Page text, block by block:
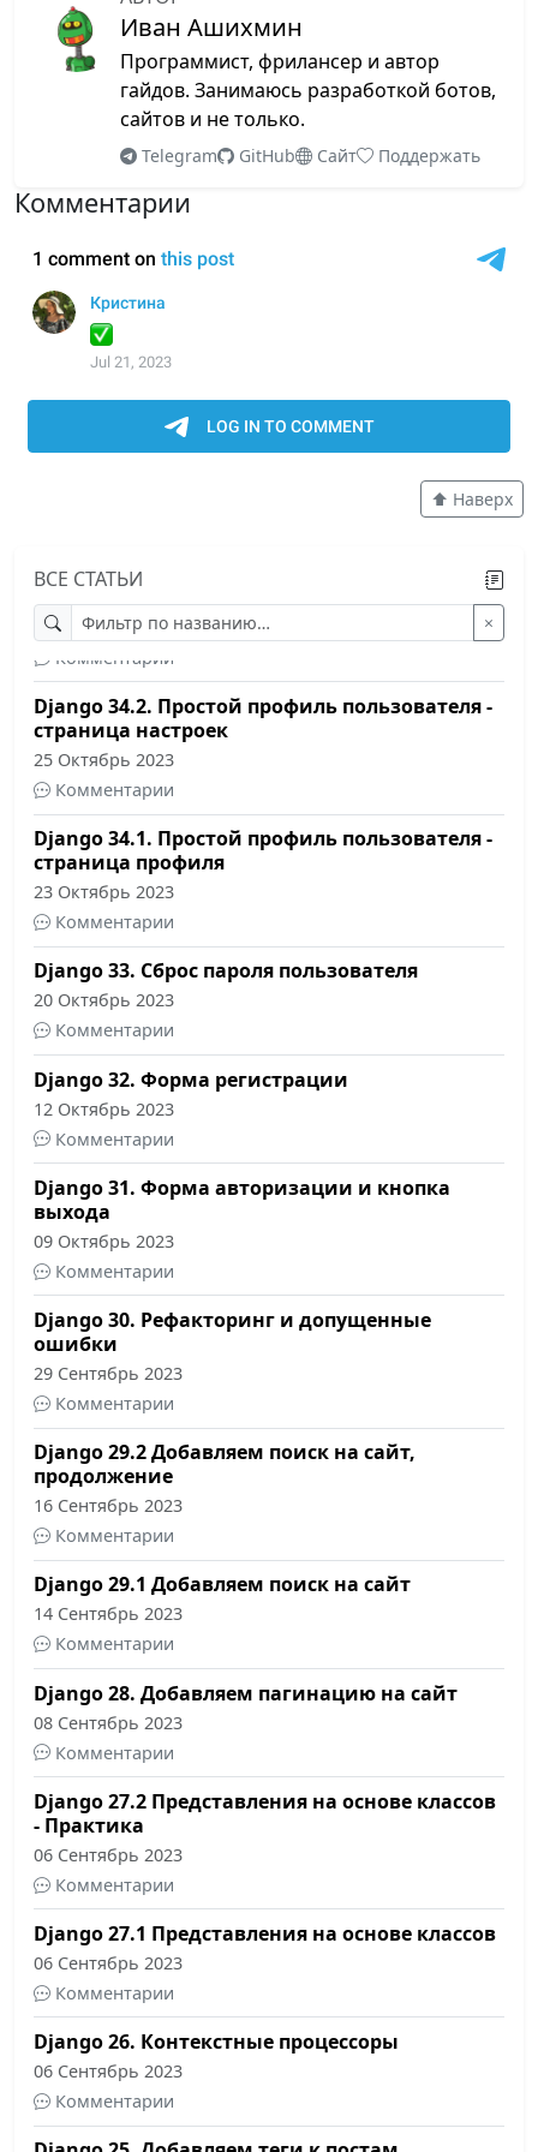
Иван Ашихмин
Программист, фрилансер и автор
гайдов. Занимаюсь разработкой ботов,
сайтов и не только.
Telegram GitHub Сайт Поддержать
Комментарии
⬆️ Наверх
ВСЕ СТАТЬИ
×
19 Декабрь 2023
Комментарии
Django 38.1. Кабинет и все посты автора
14 Декабрь 2023
Комментарии
Django 37. Две формы - добавление
категории и файла
28 Ноябрь 2023
Django 36. Добавление постов пользователем
13 Ноябрь 2023
Django 35.2. Расширенный профиль
Django 35.1. Расширенный профиль
пользователя - модель и сигналы
29 Октябрь 2023
Комментарии
Django 34.2. Простой профиль пользователя -
страница настроек
25 Октябрь 2023
Комментарии
Django 34.1. Простой профиль пользователя -
страница профиля
23 Октябрь 2023
Комментарии
Django 33. Сброс пароля пользователя
20 Октябрь 2023
Комментарии
Django 32. Форма регистрации
12 Октябрь 2023
Комментарии
Django 31. Форма авторизации и кнопка
выхода
09 Октябрь 2023
Комментарии
Django 30. Рефакторинг и допущенные
ошибки
29 Сентябрь 2023
Комментарии
Django 29.2 Добавляем поиск на сайт,
продолжение
16 Сентябрь 2023
Комментарии
Django 29.1 Добавляем поиск на сайт
14 Сентябрь 2023
Комментарии
Django 28. Добавляем пагинацию на сайт
08 Сентябрь 2023
Комментарии
Django 27.2 Представления на основе классов
- Практика
06 Сентябрь 2023
Комментарии
Django 27.1 Представления на основе классов
06 Сентябрь 2023
Комментарии
Django 26. Контекстные процессоры
06 Сентябрь 2023
Комментарии